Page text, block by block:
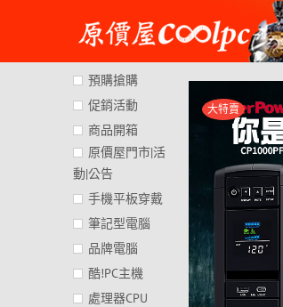
content
大特賣
預購搶購
促銷活動
商品開箱
原價屋門市|活
動|公告
手機平板穿戴
筆記型電腦
品牌電腦
酷!PC主機
處理器CPU